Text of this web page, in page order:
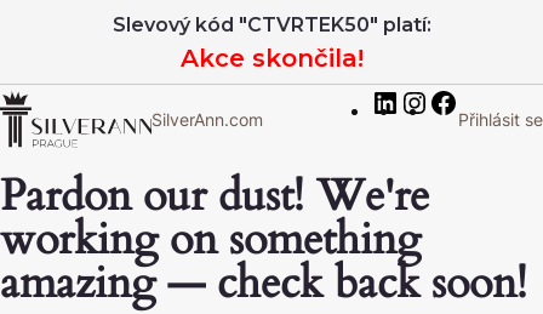
Slevový kód "CTVRTEK50" platí:
Akce skončila!
SilverAnn.com
LinkedIn
Přihlásit se
Pardon our dust! We're
working on something
amazing — check back soon!